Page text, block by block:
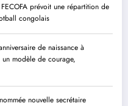
prévoit une répartition de
congolais
de naissance à
modèle de courage,
nouvelle secrétaire